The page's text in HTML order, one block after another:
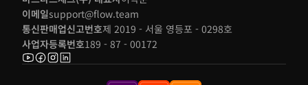
이메일support@flow.team
통신판매업신고번호제 2019 - 서울 영등포 - 0298호
사업자등록번호189 - 87 - 00172